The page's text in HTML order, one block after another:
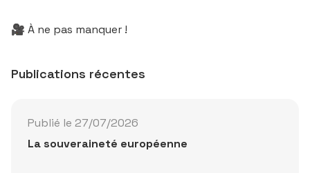
🎥 À ne pas manquer !
Publications récentes
Publié le 27/07/2026
La souveraineté européenne